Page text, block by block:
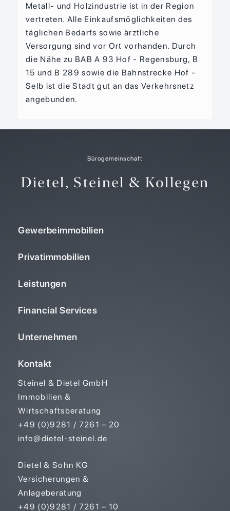
Metall- und Holzindustrie ist in der Region
vertreten. Alle Einkaufsmöglichkeiten des
täglichen Bedarfs sowie ärztliche
Versorgung sind vor Ort vorhanden. Durch
die Nähe zu BAB A 93 Hof - Regensburg, B
15 und B 289 sowie die Bahnstrecke Hof -
Selb ist die Stadt gut an das Verkehrsnetz
angebunden.
Bürogemeinschaft
Dietel, Steinel & Kollegen
Gewerbeimmobilien
Privatimmobilien
Leistungen
Financial Services
Unternehmen
Kontakt
Steinel & Dietel GmbH
Immobilien &
Wirtschaftsberatung
+49 (0)9281 / 7261 – 20
info@dietel-steinel.de
Dietel & Sohn KG
Versicherungen &
Anlageberatung
+49 (0)9281 / 7261 – 10